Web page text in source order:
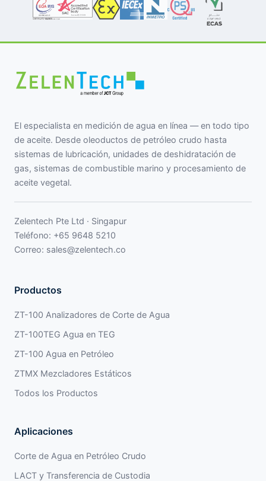
El especialista en medición de agua en línea — en todo tipo
de aceite. Desde oleoductos de petróleo crudo hasta
sistemas de lubricación, unidades de deshidratación de
gas, sistemas de combustible marino y procesamiento de
aceite vegetal.
Zelentech Pte Ltd · Singapur
Teléfono: +65 9648 5210
Correo: sales@zelentech.co
Productos
ZT-100 Analizadores de Corte de Agua
ZT-100TEG Agua en TEG
ZT-100 Agua en Petróleo
ZTMX Mezcladores Estáticos
Todos los Productos
Aplicaciones
Corte de Agua en Petróleo Crudo
LACT y Transferencia de Custodia